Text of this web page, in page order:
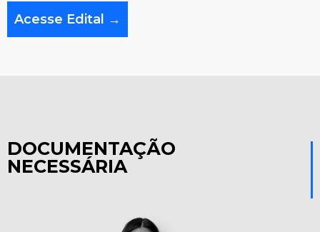
Acesse Edital →
DOCUMENTAÇÃO
NECESSÁRIA